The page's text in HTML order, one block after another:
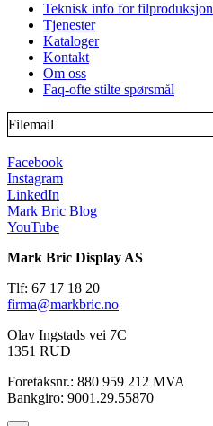
Teknisk info for filproduksjon
Tjenester
Kataloger
Kontakt
Om oss
Faq-ofte stilte spørsmål
Filemail
Facebook
Instagram
LinkedIn
Mark Bric Blog
YouTube
Mark Bric Display AS
Tlf: 67 17 18 20
firma@markbric.no
Olav Ingstads vei 7C
1351 RUD
Foretaksnr.: 880 959 212 MVA
Bankgiro: 9001.29.55870